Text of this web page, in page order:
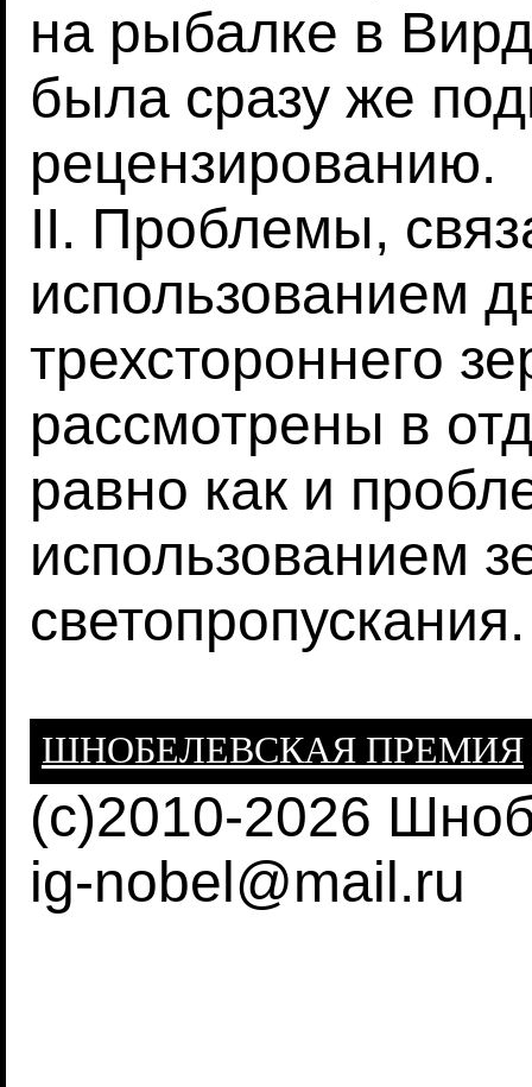
на рыбалке в
была сразу же
рецензированию.
II. Проблемы,
использованием
трехстороннего
рассмотрены в
равно как и
использованием
светопропускания.
ШНОБЕЛЕВСКАЯ ПРЕМИЯ
(c)2010-2026
ig-nobel@mail.ru